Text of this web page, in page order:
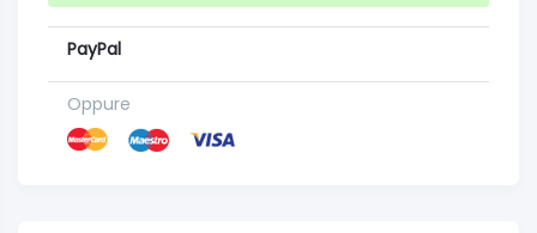
PayPal
Oppure